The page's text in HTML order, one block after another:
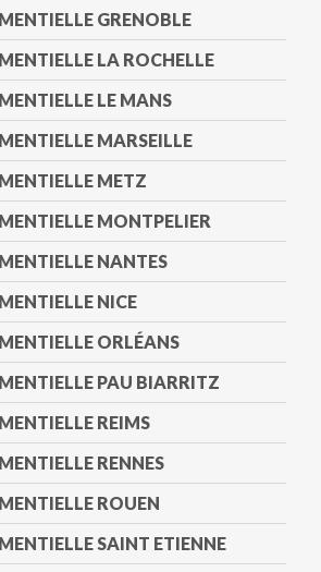
GRENOBLE
LA ROCHELLE
LE MANS
MARSEILLE
METZ
MONTPELIER
NANTES
NICE
ORLÉANS
PAU BIARRITZ
REIMS
RENNES
ROUEN
SAINT ETIENNE